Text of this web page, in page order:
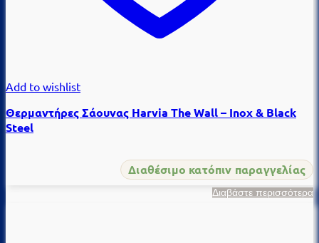
Add to wishlist
Θερμαντήρες Σάουνας Harvia The Wall – Inox & Black
Steel
Διαθέσιμο κατόπιν παραγγελίας
Διαβάστε περισσότερα